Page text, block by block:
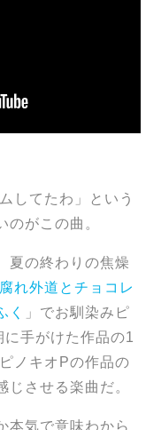
してたわ」という
のがこの曲。
夏の終わりの焦燥
腐れ外道とチョコレ
く
」でお馴染みピ
に手がけた作品の1
ノキオPの作品の
じさせる楽曲だ。
本気で意味わから